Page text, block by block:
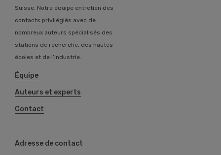
Suisse. Notre équipe entretien des
contacts privilégiés avec de
nombreux auteurs spécialisés des
stations de recherche, des hautes
écoles et de l’industrie.
Équipe
Auteurs et experts
Contact
Adresse de contact